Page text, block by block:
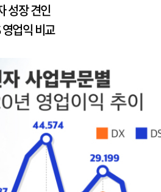
성장 견인
업익 비교